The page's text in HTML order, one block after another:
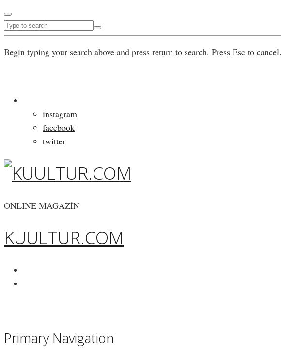
Begin typing your search above and press return to search. Press Esc to cancel.
instagram
facebook
twitter
ONLINE MAGAZÍN
KUULTUR.COM
Primary Navigation